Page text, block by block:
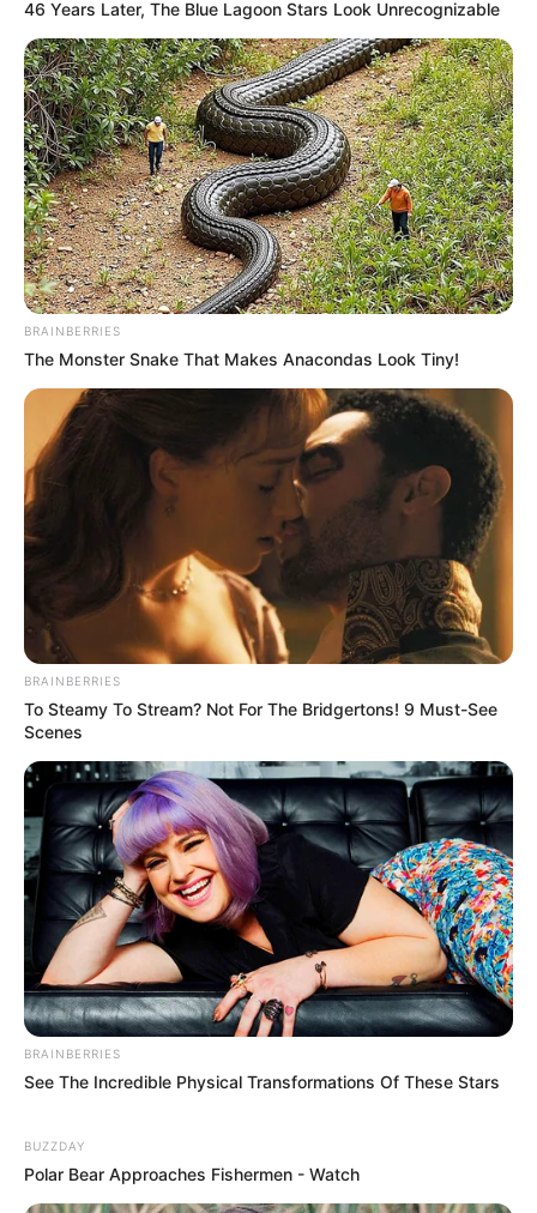
46 Years Later, The Blue Lagoon Stars Look Unrecognizable
BRAINBERRIES
The Monster Snake That Makes Anacondas Look Tiny!
BRAINBERRIES
To Steamy To Stream? Not For The Bridgertons! 9 Must-See
Scenes
BRAINBERRIES
See The Incredible Physical Transformations Of These Stars
BUZZDAY
Polar Bear Approaches Fishermen - Watch